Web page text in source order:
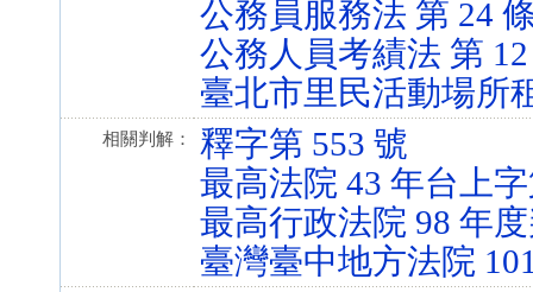
公務員服務法 第 24
公務人員考績法 第
臺北市里民活動場所
相關判解：
釋字第 553 號
最高法院 43 年台上
最高行政法院 98 年
臺灣臺中地方法院